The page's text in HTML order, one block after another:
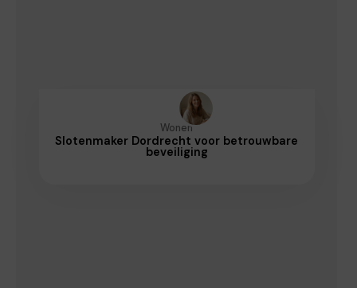
Wonen
Slotenmaker Dordrecht voor betrouwbare
beveiliging